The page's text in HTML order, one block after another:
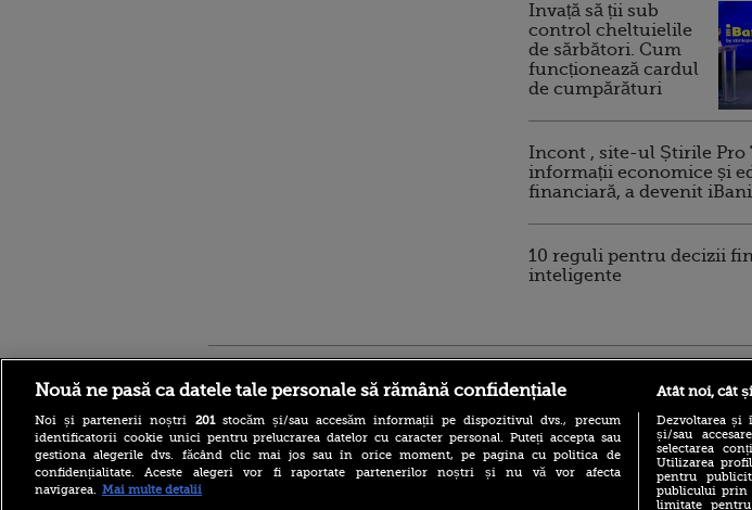
Invață să ții sub
control cheltuielile
de sărbători. Cum
funcționează cardul
de cumpărături
Incont , site-ul Știrile Pro
informații economice și
financiară, a devenit iBani
10 reguli pentru decizii
inteligente
Nouă ne pasă ca datele tale personale să rămână confidențiale
Noi și partenerii noștri 201stocăm și/sau accesăm informații pe dispozitivul dvs., precum
identificatorii cookie unici pentru prelucrarea datelor cu caracter personal. Puteți accepta sau
gestiona alegerile dvs. făcând clic mai jos sau în orice moment, pe pagina cu politica de
confidențialitate. Aceste alegeri vor fi raportate partenerilor noștri și nu vă vor afecta
navigarea. Mai multe detalii
Atât noi, cât
Dezvoltarea și
și/sau
selectarea
Utilizarea
pentru
publicului prin
limitate